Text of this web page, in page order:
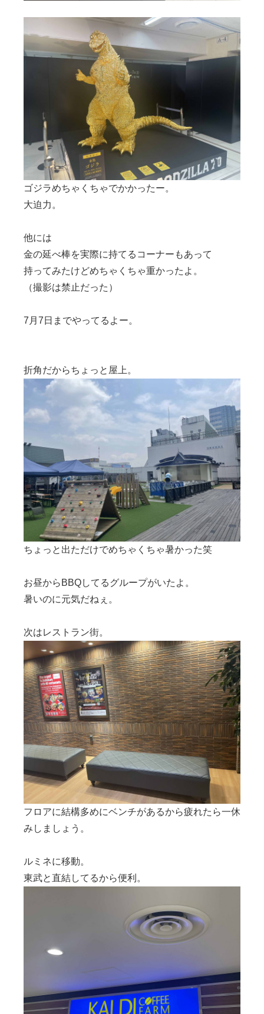
ゴジラめちゃくちゃでかかったー。
大迫力。
他には
金の延べ棒を実際に持てるコーナーもあって
持ってみたけどめちゃくちゃ重かったよ。
（撮影は禁止だった）
7月7日までやってるよー。
折角だからちょっと屋上。
ちょっと出ただけでめちゃくちゃ暑かった笑
お昼からBBQしてるグループがいたよ。
暑いのに元気だねぇ。
次はレストラン街。
フロアに結構多めにベンチがあるから疲れたら一休
みしましょう。
ルミネに移動。
東武と直結してるから便利。